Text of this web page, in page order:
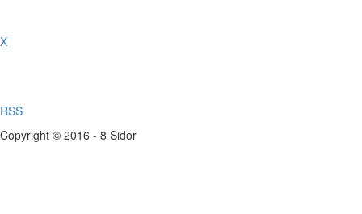
X
RSS
Copyright © 2016 - 8 Sidor